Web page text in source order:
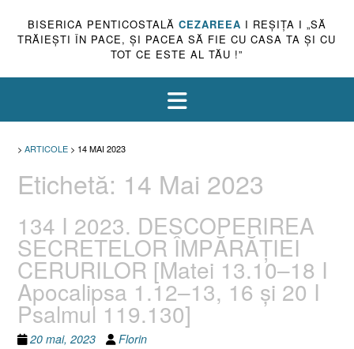
BISERICA PENTICOSTALĂ CEZAREEA I REŞIŢA I „SĂ
TRĂIEŞTI ÎN PACE, ŞI PACEA SĂ FIE CU CASA TA ŞI CU
TOT CE ESTE AL TĂU !”
> ARTICOLE > 14 MAI 2023
Etichetă: 14 Mai 2023
134 I 2023. DESCOPERIREA
SECRETELOR ÎMPĂRĂȚIEI
CERURILOR [Matei 13.10–18 I
Apocalipsa 1.12–13, 16 și 20 I
Psalmul 119.130]
20 mai, 2023 Florin